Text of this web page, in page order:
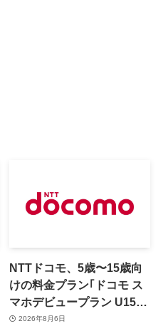
NTTドコモ、5歳〜15歳向
けの料金プラン｢ドコモ ス
マホデビュープラン U15｣
を発表 ｰ その家族がおトク
2026年8月6日